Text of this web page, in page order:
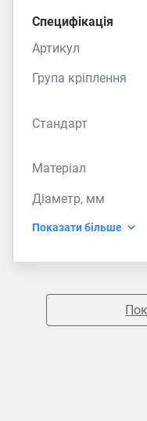
Специфікація
Артикул
Група кріплення
Стандарт
Матеріал
Діаметр, мм
Показати більше